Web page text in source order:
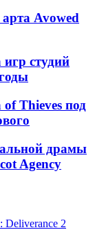
Avowed
студий
of Thieves под
драмы
Agency
Deliverance 2